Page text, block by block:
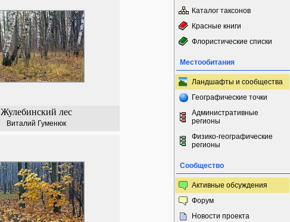
Жулебинский лес
Виталий Гуменюк
Каталог таксонов
Красные книги
Флористические списки
Местообитания
Ландшафты и сообщества
Географические точки
Административные
регионы
Физико-географические
регионы
Сообщество
Активные обсуждения
Форум
Новости проекта